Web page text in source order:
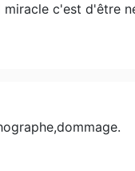
c'est d'être